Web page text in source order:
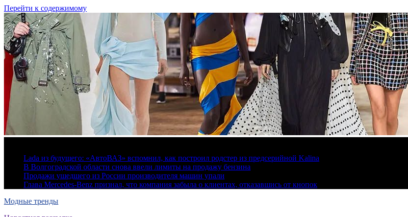
Перейти к содержимому
Lada из будущего: «АвтоВАЗ» вспомнил, как построил родстер из предсерийной Kalina
В Волгоградской области снова ввели лимиты на продажу бензина
Продажи ушедшего из России производителя машин упали
Глава Mercedes-Benz признал, что компания забыла о клиентах, отказавшись от кнопок
Модные тренды